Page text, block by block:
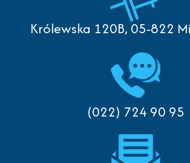
Królewska 120B, 05-822
(022) 724 90 95